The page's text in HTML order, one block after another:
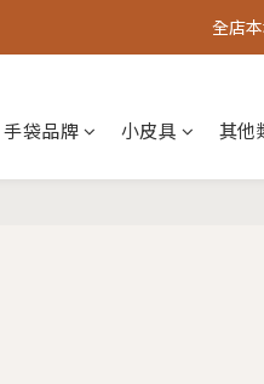
全店
手袋品牌 小皮具 其他